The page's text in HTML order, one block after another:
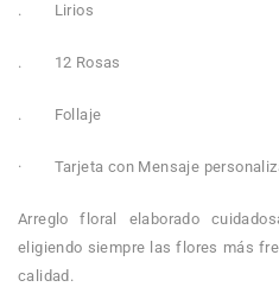
. Lirios
. 12 Rosas
. Follaje
· Tarjeta con Mensaje
Arreglo floral elaborado
eligiendo siempre las flores más
calidad.